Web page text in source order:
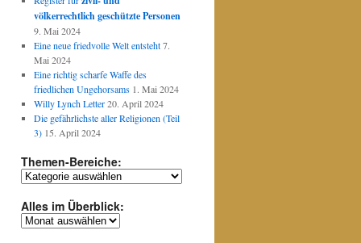
völkerrechtlich geschützte Personen
9. Mai 2024
Eine neue friedvolle Welt entsteht 7.
Mai 2024
Eine richtig scharfe Waffe des
friedlichen Ungehorsams 1. Mai 2024
Willy Lynch Letter 20. April 2024
Die gefährlichste aller Religionen (Teil
3) 15. April 2024
Themen-Bereiche:
Themen-
Alles im Überblick:
Alles